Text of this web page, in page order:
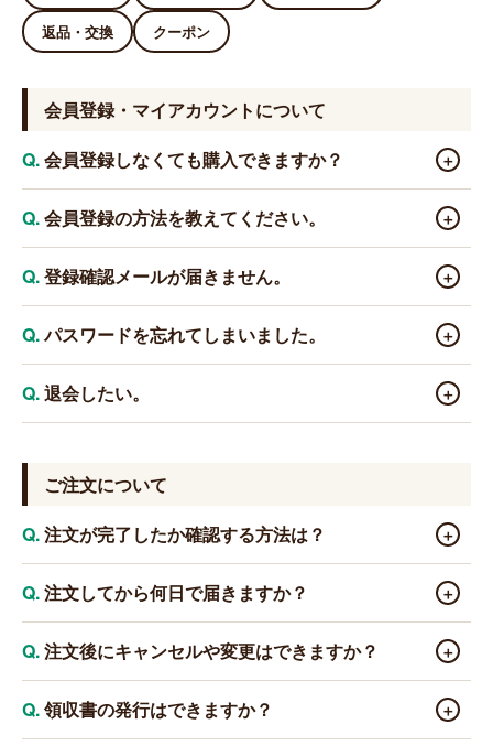
返品・交換 クーポン
会員登録・マイアカウントについて
会員登録しなくても購入できますか？
＋
はい、ゲストとしてご購入いただけます。ただし、会員
登録いただくと以下の特典・機能をご利用いただけます。
ぜひご登録ください。
・初回購入で次回から使える 100ポイントプレゼント
・1ポイント＝1円として利用可能
・ご注文履歴の確認
会員登録の方法を教えてください。 ＋
ページ上部の「マイアカウント」より新規登録ができま
す。メールアドレスとパスワードを設定するだけで完了し
ます。
登録確認メールが届きません。 ＋
迷惑メールフォルダに振り分けられている場合がござい
ます。customer@gururi-japan.com からのメールが受信で
きるよう設定をご確認ください。それでも届かない場合は
パスワードを忘れてしまいました。 ＋
マイアカウントのログイン画面から「パスワードを忘れ
た方はこちら」よりリセットできます。
退会したい。 ＋
てご連絡ください。
ご注文について
注文が完了したか確認する方法は？
＋
ご注文完了後、ご登録のメールアドレスに「ご注文確認
メール」が届きます。届いていない場合は、迷惑メールフ
ォルダをご確認ください。それでも見当たらない場合はお
注文してから何日で届きますか？ ＋
ご注文から10日以内の発送を目安としております。旬の
時期・収穫状況によって前後することがあります。各商品
ページにも目安を記載しておりますのでご確認ください。
注文後にキャンセルや変更はできますか？ ＋
発送準備に入る前であれば対応できる場合がございま
す。お早めにお電話（0120-788-808）またはお問い合わせ
領収書の発行はできますか？ ＋